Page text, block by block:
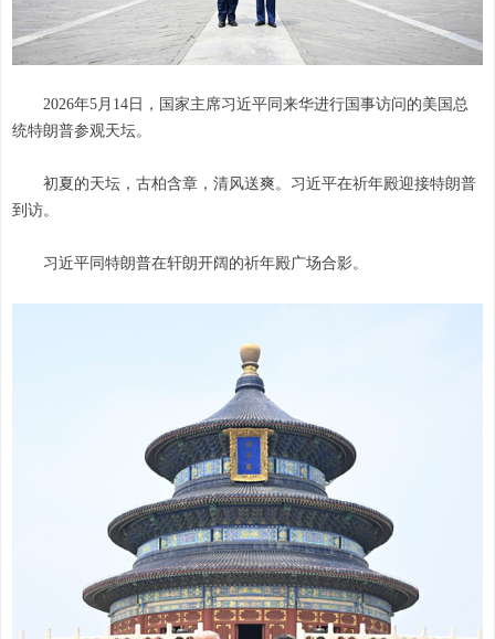
2026年5月14日，国家主席习近平同来华进行国事访问的美国总
统特朗普参观天坛。
初夏的天坛，古柏含章，清风送爽。习近平在祈年殿迎接特朗普
到访。
习近平同特朗普在轩朗开阔的祈年殿广场合影。